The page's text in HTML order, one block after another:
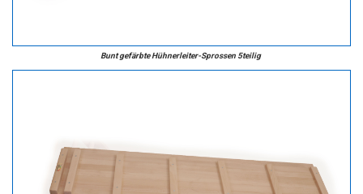
Bunt gefärbte Hühnerleiter-Sprossen 5teilig